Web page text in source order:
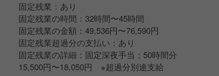
固定残業：あり
固定残業の時間：32時間〜45時間
固定残業の金額：49,536円〜76,590円
固定残業超過分の支払い：あり
固定残業の詳細：固定深夜手当：50時間分
15,500円〜18,050円 ※超過分別途支給